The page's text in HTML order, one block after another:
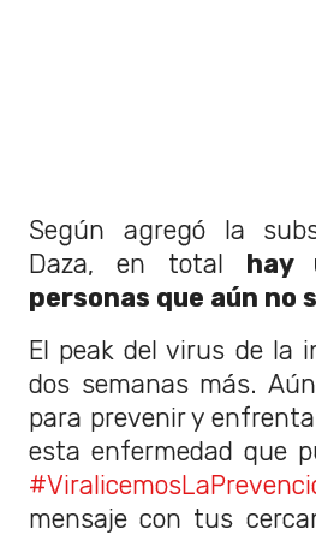
Según agregó la
Daza, en total hay
personas que aún no
El peak del virus de la
dos semanas más.
para prevenir y
esta enfermedad que
mensaje con tus